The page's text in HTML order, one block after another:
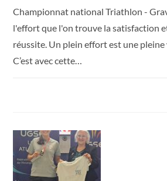
Championnat national Triathlon -
l'effort que l'on trouve la satisfaction
réussite. Un plein effort est une pleine
C’est avec cette…